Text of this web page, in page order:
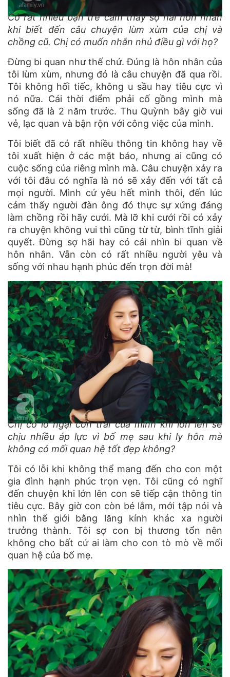
Có rất nhiều bạn trẻ cảm thấy sợ hãi hôn nhân
khi biết đến câu chuyện lùm xùm của chị và
chồng cũ. Chị có muốn nhắn nhủ điều gì với họ?
Đừng bi quan như thế chứ. Đúng là hôn nhân của
tôi lùm xùm, nhưng đó là câu chuyện đã qua rồi.
Tôi không hối tiếc, không u sầu hay tiêu cực vì
nó nữa. Cái thời điểm phải cố gồng mình mà
sống đã là 2 năm trước. Thu Quỳnh bây giờ vui
vẻ, lạc quan và bận rộn với công việc của mình.
Tôi biết đã có rất nhiều thông tin không hay về
tôi xuất hiện ở các mặt báo, nhưng ai cũng có
cuộc sống của riêng mình mà. Câu chuyện xảy ra
với tôi đâu có nghĩa là nó sẽ xảy đến với tất cả
mọi người. Mình cứ yêu hết mình thôi, đến lúc
cảm thấy người đàn ông đó thực sự xứng đáng
làm chồng rồi hãy cưới. Mà lỡ khi cưới rồi có xảy
ra chuyện không vui thì cũng từ từ, bình tĩnh giải
quyết. Đừng sợ hãi hay có cái nhìn bi quan về
hôn nhân. Vẫn còn có rất nhiều người yêu và
sống với nhau hạnh phúc đến trọn đời mà!
Chị có lo ngại con trai của mình khi lớn lên sẽ
chịu nhiều áp lực vì bố mẹ sau khi ly hôn mà
không có mối quan hệ tốt đẹp không?
Tôi có lỗi khi không thể mang đến cho con một
gia đình hạnh phúc trọn vẹn. Tôi cũng có nghĩ
đến chuyện khi lớn lên con sẽ tiếp cận thông tin
tiêu cực. Bây giờ con còn bé lắm, mới tập nói và
nhìn thế giới bằng lăng kính khác xa người
trưởng thành. Tôi sợ con bị thương tổn nên
không cho bất cứ ai làm cho con tò mò về mối
quan hệ của bố mẹ.